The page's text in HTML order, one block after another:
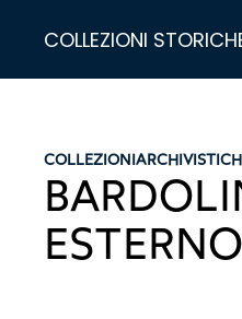
COLLEZIONI
COLLEZIONI
ESTERNO